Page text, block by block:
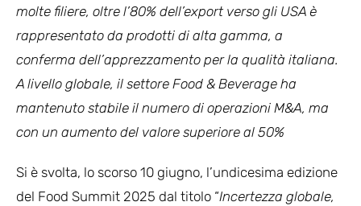
molte filiere, oltre l’80% dell’export verso gli USA è
rappresentato da prodotti di alta gamma, a
conferma dell’apprezzamento per la qualità italiana.
A livello globale, il settore Food & Beverage ha
mantenuto stabile il numero di operazioni M&A, ma
con un aumento del valore superiore al 50%
Si è svolta, lo scorso 10 giugno, l’undicesima edizione
del Food Summit 2025 dal titolo “Incertezza globale,